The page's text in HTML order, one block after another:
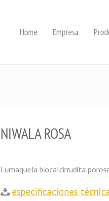
Home Empresa
NIWALA ROSA
Lumaquela biocalcirrudita
especificaciones